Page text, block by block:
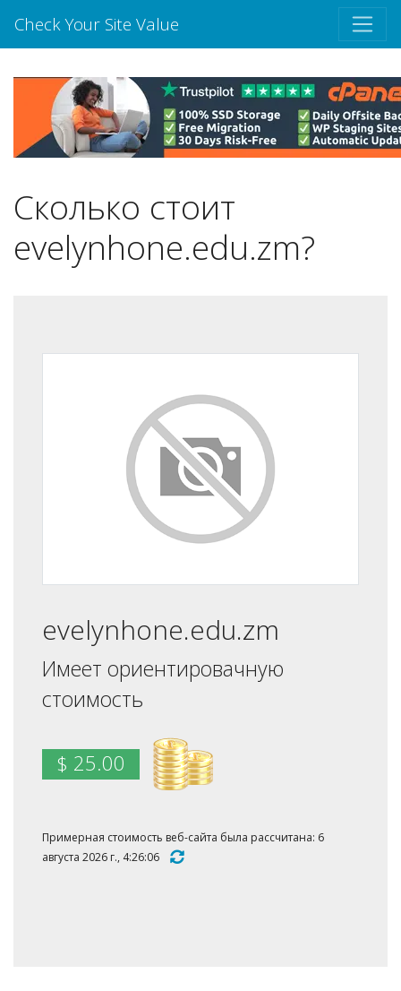
Check Your Site Value
Сколько стоит
evelynhone.edu.zm?
evelynhone.edu.zm
Имеет ориентировачную
стоимость
$ 25.00
Примерная стоимость веб-сайта была рассчитана: 6
августа 2026 г., 4:26:06